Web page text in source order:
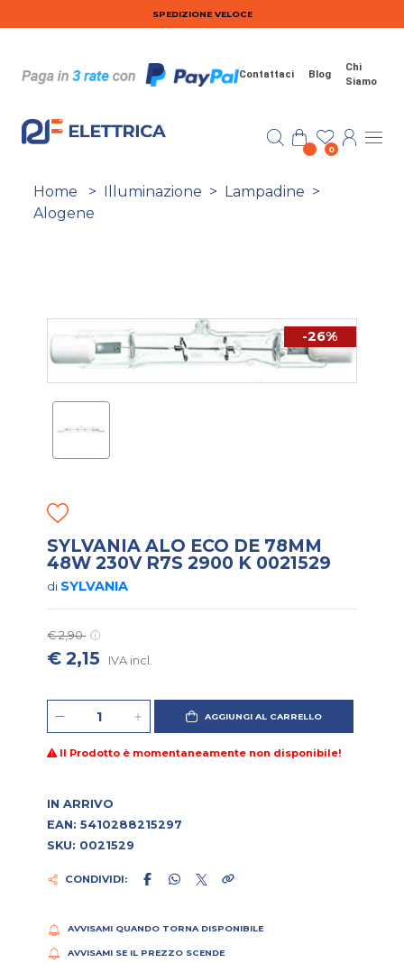
Salta al contenuto principaleSPEDIZIONE VELOCE
Contattaci Blog
Chi
Siamo
0
Home > Illuminazione > Lampadine >
Alogene
-26%
SYLVANIA ALO ECO DE 78MM
48W 230V R7S 2900 K 0021529
di SYLVANIA
€ 2,90
€ 2,15 IVA incl.
AGGIUNGI AL CARRELLO
Il Prodotto è momentaneamente non disponibile!
IN ARRIVO
EAN: 5410288215297
SKU: 0021529
CONDIVIDI:
AVVISAMI QUANDO TORNA DISPONIBILE
AVVISAMI SE IL PREZZO SCENDE